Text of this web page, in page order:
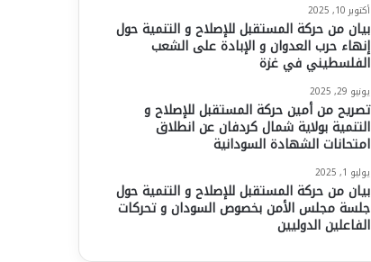
أكتوبر 10, 2025
بيان من حركة المستقبل للإصلاح و التنمية حول
إنهاء حرب العدوان و الإبادة على الشعب
الفلسطيني في غزة
يونيو 29, 2025
تصريح من أمين حركة المستقبل للإصلاح و
التنمية بولاية شمال كردفان عن انطلاق
امتحانات الشهادة السودانية
يوليو 1, 2025
بيان من حركة المستقبل للإصلاح و التنمية حول
جلسة مجلس الأمن بخصوص السودان و تحركات
الفاعلين الدوليين